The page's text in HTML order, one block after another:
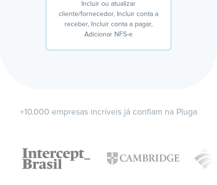
Incluir ou atualizar
cliente/fornecedor, Incluir conta a
receber, Incluir conta a pagar,
Adicionar NFS-e
+10.000 empresas incríveis já confiam na Pluga